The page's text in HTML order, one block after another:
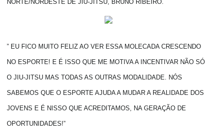
NORTE/NORDESTE DE JIU-JITSU, BRUNO RIBEIRO.
” EU FICO MUITO FELIZ AO VER ESSA MOLECADA CRESCENDO
NO ESPORTE! E É ISSO QUE ME MOTIVA A INCENTIVAR NÃO SÓ
O JIU-JITSU MAS TODAS AS OUTRAS MODALIDADE. NÓS
SABEMOS QUE O ESPORTE AJUDA A MUDAR A REALIDADE DOS
JOVENS E É NISSO QUE ACREDITAMOS, NA GERAÇÃO DE
OPORTUNIDADES!”